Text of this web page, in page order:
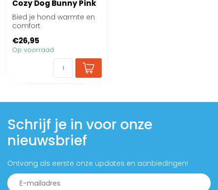
Cozy Dog Bunny Pink
Bied je hond warmte en
comfort
€26,95
Op voorraad
Schrijf je in voor onze
nieuwsbrief
Ontvang als eerste onze updates en aanbiedingen!